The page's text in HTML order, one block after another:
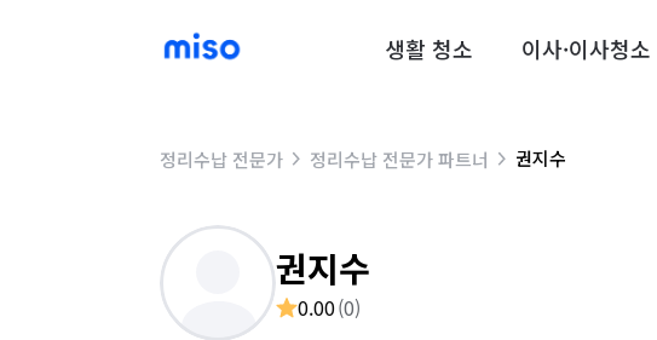
생활 청소 이사·이사청소
정리수납 전문가 정리수납 전문가 파트너 권지수
권지수
0.00(0)